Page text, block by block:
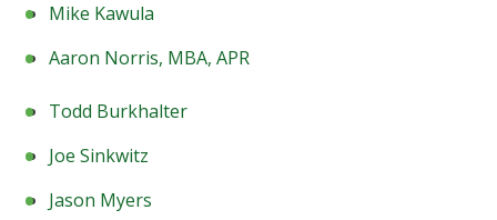
Mike Kawula
Aaron Norris, MBA, APR
Todd Burkhalter
Joe Sinkwitz
Jason Myers